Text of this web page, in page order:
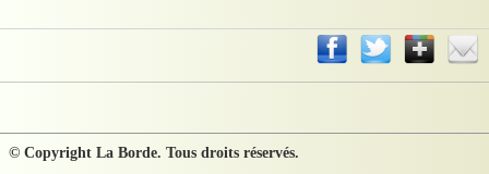
© Copyright La Borde. Tous droits réservés.